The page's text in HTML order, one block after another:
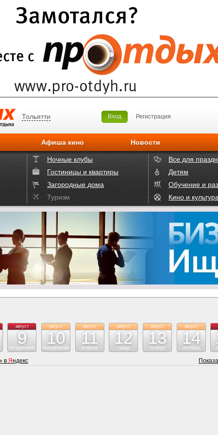
Тольятти Вход Регистрация
Афиша кино Новости
Ночные клубы Все для
Гостиницы и квартиры Детям
Загородные дома Обучение и
Туризм Кино и культура
август
9
воскресение
август
10
понедельник
август
11
вторник
август
12
среда
август
13
четверг
август
14
пятница
в Яндекс